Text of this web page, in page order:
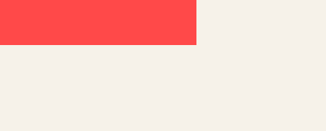
厌学情绪，所以要加大新课程改革的力
师对初中生的英语教学要注重质量，在